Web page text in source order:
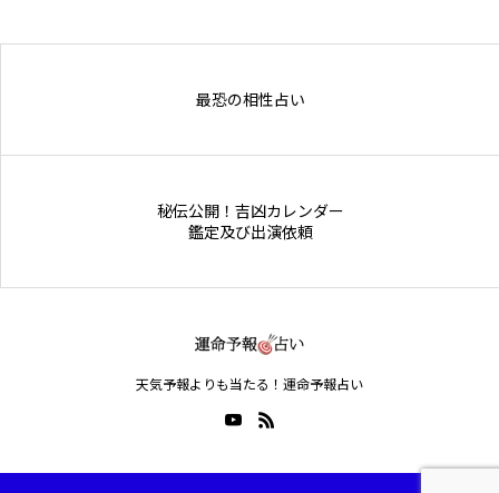
最恐の相性占い
秘伝公開！吉凶カレンダー
鑑定及び出演依頼
天気予報よりも当たる！運命予報占い